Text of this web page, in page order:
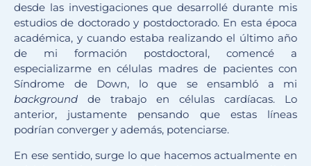
desde las investigaciones que desarrollé durante mis
estudios de doctorado y postdoctorado. En esta época
académica, y cuando estaba realizando el último año
de mi formación postdoctoral, comencé a
especializarme en células madres de pacientes con
Síndrome de Down, lo que se ensambló a mi
background de trabajo en células cardíacas. Lo
anterior, justamente pensando que estas líneas
podrían converger y además, potenciarse.
En ese sentido, surge lo que hacemos actualmente en